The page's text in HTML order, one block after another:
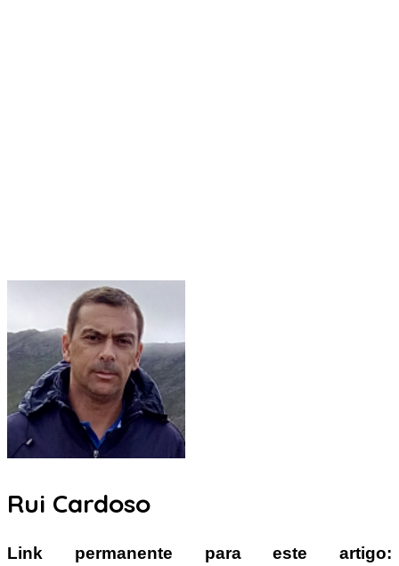
Rui Cardoso
Link permanente para este artigo: